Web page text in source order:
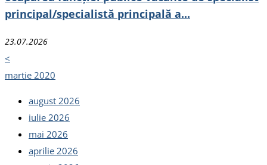
principal/specialistă principală a...
23.07.2026
<
martie 2020
august 2026
iulie 2026
mai 2026
aprilie 2026